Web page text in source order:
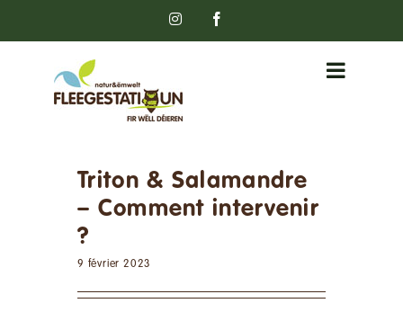
Instagram
Triton & Salamandre
– Comment intervenir
?
9 février 2023